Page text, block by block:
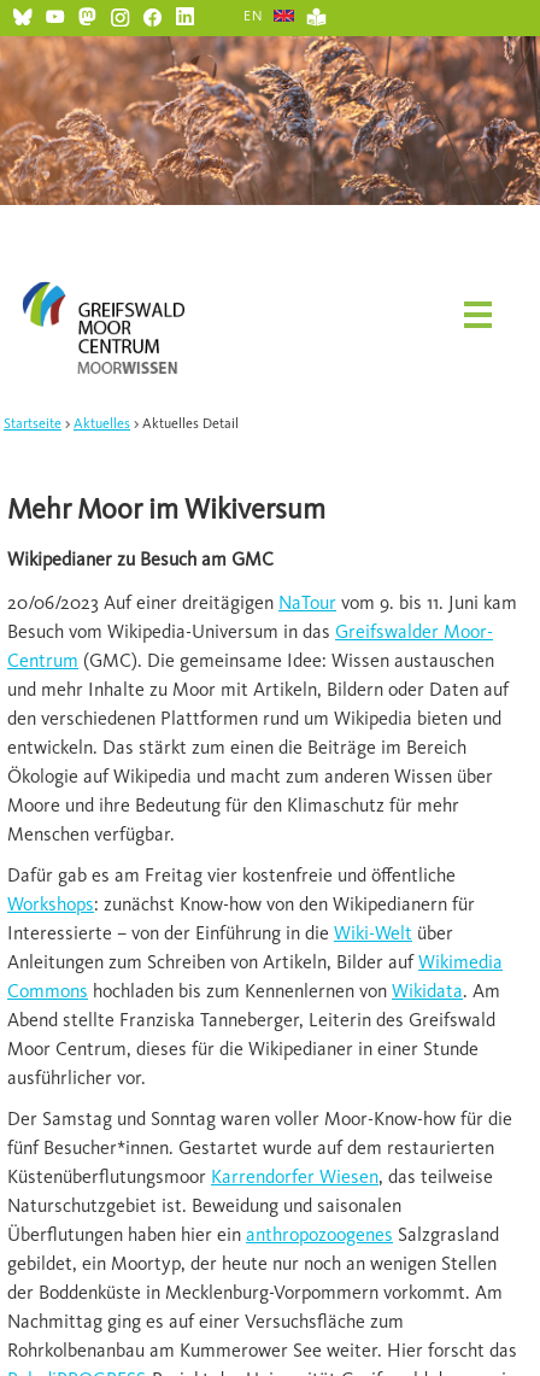
EN
Startseite Aktuelles Aktuelles Detail
Mehr Moor im Wikiversum
Wikipedianer zu Besuch am GMC
20/06/2023 Auf einer dreitägigen NaTour vom 9. bis 11. Juni kam
Besuch vom Wikipedia-Universum in das Greifswalder Moor-
Centrum (GMC). Die gemeinsame Idee: Wissen austauschen
und mehr Inhalte zu Moor mit Artikeln, Bildern oder Daten auf
den verschiedenen Plattformen rund um Wikipedia bieten und
entwickeln. Das stärkt zum einen die Beiträge im Bereich
Ökologie auf Wikipedia und macht zum anderen Wissen über
Moore und ihre Bedeutung für den Klimaschutz für mehr
Menschen verfügbar.
Dafür gab es am Freitag vier kostenfreie und öffentliche
Workshops: zunächst Know-how von den Wikipedianern für
Interessierte – von der Einführung in die Wiki-Welt über
Anleitungen zum Schreiben von Artikeln, Bilder aufWikimedia
Commons hochladen bis zum Kennenlernen von Wikidata. Am
Abend stellte Franziska Tanneberger, Leiterin des Greifswald
Moor Centrum, dieses für die Wikipedianer in einer Stunde
ausführlicher vor.
Der Samstag und Sonntag waren voller Moor-Know-how für die
fünf Besucher*innen. Gestartet wurde auf dem restaurierten
Küstenüberflutungsmoor Karrendorfer Wiesen, das teilweise
Naturschutzgebiet ist. Beweidung und saisonalen
Überflutungen haben hier ein anthropozoogenes Salzgrasland
gebildet, ein Moortyp, der heute nur noch an wenigen Stellen
der Boddenküste in Mecklenburg-Vorpommern vorkommt. Am
Nachmittag ging es auf einer Versuchsfläche zum
Rohrkolbenanbau am Kummerower See weiter. Hier forscht das